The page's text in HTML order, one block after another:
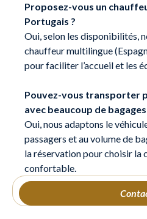
Proposez-vous un
Portugais ?
Oui, selon les disponibilités,
chauffeur multilingue
pour faciliter l’accueil et les
Pouvez-vous transporter
avec beaucoup de bagages
Oui, nous adaptons le
passagers et au volume de
la réservation pour choisir la
confortable.